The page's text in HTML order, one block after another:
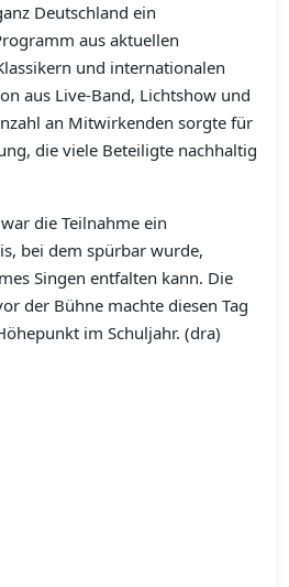
Deutschland ein
aus aktuellen
und internationalen
aus Live-Band, Lichtshow und
an Mitwirkenden sorgte für
die viele Beteiligte nachhaltig
die Teilnahme ein
bei dem spürbar wurde,
Singen entfalten kann. Die
der Bühne machte diesen Tag
im Schuljahr. (dra)